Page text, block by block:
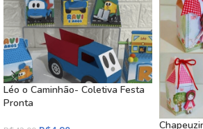
Léo o Caminhão- Coletiva Festa
Pronta